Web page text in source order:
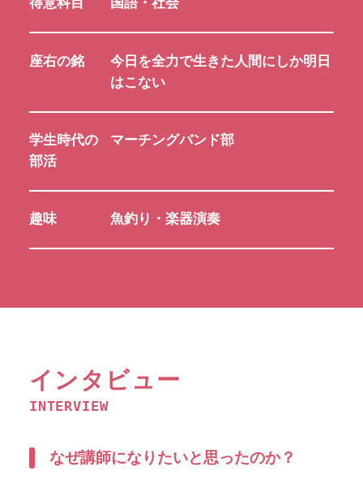
得意科目 国語・社会
座右の銘
今日を全力で生きた人間にしか明日
はこない
学生時代の
部活
マーチングバンド部
趣味 魚釣り・楽器演奏
インタビュー
INTERVIEW
なぜ講師になりたいと思ったのか？